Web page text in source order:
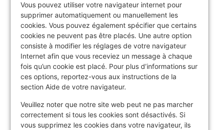
Vous pouvez utiliser votre navigateur internet pour
supprimer automatiquement ou manuellement les
cookies. Vous pouvez également spécifier que certains
cookies ne peuvent pas être placés. Une autre option
consiste à modifier les réglages de votre navigateur
Internet afin que vous receviez un message à chaque
fois qu’un cookie est placé. Pour plus d’informations sur
ces options, reportez-vous aux instructions de la
section Aide de votre navigateur.
Veuillez noter que notre site web peut ne pas marcher
correctement si tous les cookies sont désactivés. Si
vous supprimez les cookies dans votre navigateur, ils